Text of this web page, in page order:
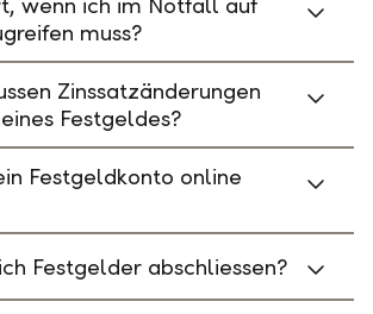
wenn ich im Notfall auf
muss?
Zinssatzänderungen
Festgeldes?
Festgeldkonto online
Festgelder abschliessen?